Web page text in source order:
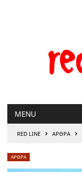
MENU
RED LINE › ΑΡΘΡΑ ›
ΑΡΘΡΑ